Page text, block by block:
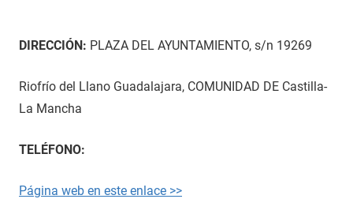
DIRECCIÓN: PLAZA DEL AYUNTAMIENTO, s/n 19269
Riofrío del Llano Guadalajara, COMUNIDAD DE Castilla-
La Mancha
TELÉFONO:
Página web en este enlace >>